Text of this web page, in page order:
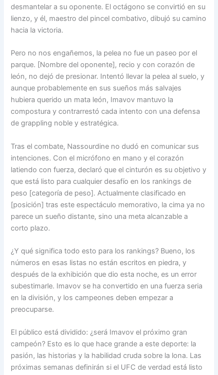
desmantelar a su oponente. El octágono se convirtió en su
lienzo, y él, maestro del pincel combativo, dibujó su camino
hacia la victoria.
Pero no nos engañemos, la pelea no fue un paseo por el
parque. [Nombre del oponente], recio y con corazón de
león, no dejó de presionar. Intentó llevar la pelea al suelo, y
aunque probablemente en sus sueños más salvajes
hubiera querido un mata león, Imavov mantuvo la
compostura y contrarrestó cada intento con una defensa
de grappling noble y estratégica.
Tras el combate, Nassourdine no dudó en comunicar sus
intenciones. Con el micrófono en mano y el corazón
latiendo con fuerza, declaró que el cinturón es su objetivo y
que está listo para cualquier desafío en los rankings de
peso [categoría de peso]. Actualmente clasificado en
[posición] tras este espectáculo memorativo, la cima ya no
parece un sueño distante, sino una meta alcanzable a
corto plazo.
¿Y qué significa todo esto para los rankings? Bueno, los
números en esas listas no están escritos en piedra, y
después de la exhibición que dio esta noche, es un error
subestimarle. Imavov se ha convertido en una fuerza seria
en la división, y los campeones deben empezar a
preocuparse.
El público está dividido: ¿será Imavov el próximo gran
campeón? Esto es lo que hace grande a este deporte: la
pasión, las historias y la habilidad cruda sobre la lona. Las
próximas semanas definirán si el UFC de verdad está listo